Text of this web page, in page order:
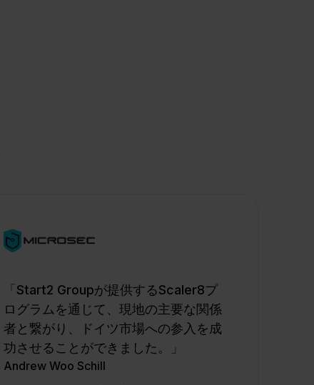
「Start2 Groupが提供するScaler8プ
ログラムを通じて、現地の主要な関係
者と繋がり、ドイツ市場への参入を成
功させることができました。」
Andrew Woo Schill